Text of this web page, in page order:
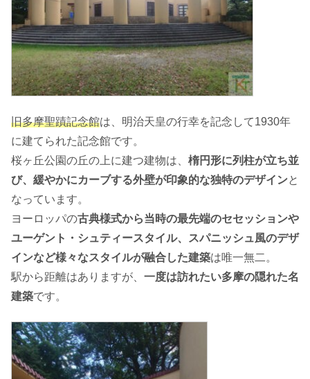
旧多摩聖蹟記念館は、明治天皇の行幸を記念して1930年
に建てられた記念館です。
桜ヶ丘公園の丘の上に建つ建物は、 楕円形に列柱が立ち並
び、緩やかにカーブする外壁が印象的な独特のデザインと
なっています。
ヨーロッパの古典様式から当時の最先端のセセッションや
ユーゲント・シュティースタイル、スパニッシュ風のデザ
インなど様々なスタイルが融合した建築は唯一無二。
駅から距離はありますが、 一度は訪れたい多摩の隠れた名
建築です。